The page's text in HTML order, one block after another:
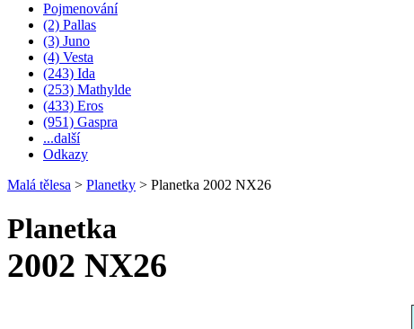
Pojmenování
(2) Pallas
(3) Juno
(4) Vesta
(243) Ida
(253) Mathylde
(433) Eros
(951) Gaspra
...další
Odkazy
Malá tělesa > Planetky > Planetka 2002 NX26
Planetka
2002 NX26